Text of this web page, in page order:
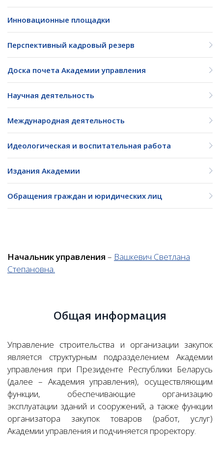
Инновационные площадки
Перспективный кадровый резерв
Доска почета Академии управления
Научная деятельность
Международная деятельность
Идеологическая и воспитательная работа
Издания Академии
Обращения граждан и юридических лиц
Начальник управления – Вашкевич Светлана
Степановна.
Общая информация
Управление строительства и организации закупок
является структурным подразделением Академии
управления при Президенте Республики Беларусь
(далее – Академия управления), осуществляющим
функции, обеспечивающие организацию
эксплуатации зданий и сооружений, а также функции
организатора закупок товаров (работ, услуг)
Академии управления и подчиняется проректору.